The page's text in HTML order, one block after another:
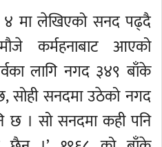
मा लेखिएको सनद पढ्दै
कर्महनाबाट आएको
लागि नगद ३४९ बाँके
सोही सनदमा उठेको नगद
छ । सो सनदमा कही पनि